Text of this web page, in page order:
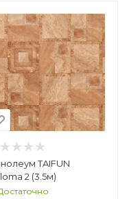
TAIFUN
2 (3.5м)